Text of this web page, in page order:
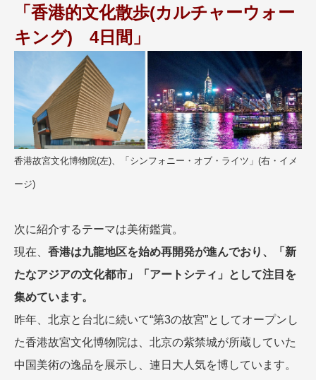
「香港的文化散歩(カルチャーウォー
キング) 4日間」
香港故宮文化博物院(左)、「シンフォニー・オブ・ライツ」(右・イメ
ージ)
次に紹介するテーマは美術鑑賞。
現在、 香港は九龍地区を始め再開発が進んでおり、「新
たなアジアの文化都市」「アートシティ」として注目を
集めています。
昨年、北京と台北に続いて“第3の故宮”としてオープンし
た香港故宮文化博物院は、北京の紫禁城が所蔵していた
中国美術の逸品を展示し、連日大人気を博しています。